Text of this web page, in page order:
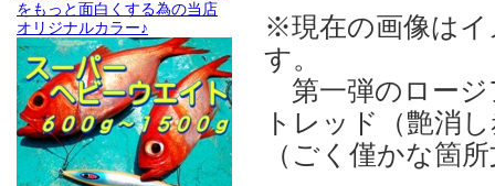
をもっと面白くする為の当店
オリジナルカラー♪
※現在の画像はイ
す。
第一弾のロージ
トレッド（艶消
（ごく僅かな箇